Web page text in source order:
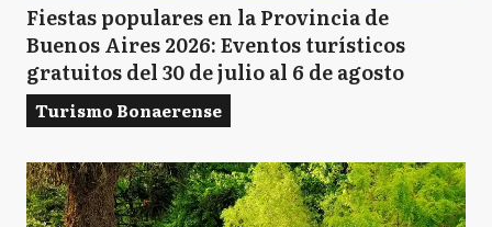
Fiestas populares en la Provincia de
Buenos Aires 2026: Eventos turísticos
gratuitos del 30 de julio al 6 de agosto
Turismo Bonaerense